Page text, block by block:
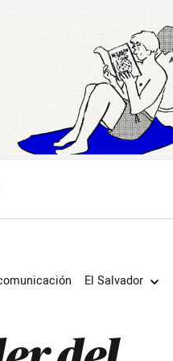
El Salvador